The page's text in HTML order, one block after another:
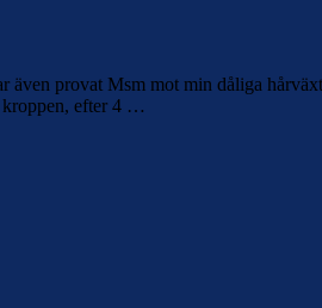
även provat Msm mot min dåliga
kroppen, efter 4 …